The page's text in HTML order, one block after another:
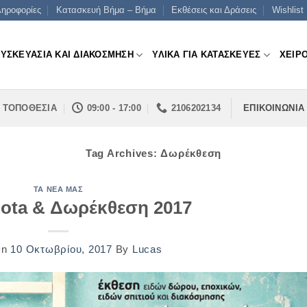
Κατασκευή Βήμα – Βήμα Εκθέσεις και Δράσεις Wishlist
ΚΑΙ ΔΙΑΚΟΣΜΗΣΗ ΥΛΙΚΑ ΓΙΑ ΚΑΤΑΣΚΕΥΕΣ
ΤΟΠΟΘΕΣΙΑ 09:00 - 17:00 2106202134 ΕΠΙΚΟΙΝΩΝΙΑ
Tag Archives:Δωρέκθεση
ΤΑ ΝΈΑ ΜΑΣ
& Δωρέκθεση 2017
10 Οκτωβρίου, 2017 By Lucas